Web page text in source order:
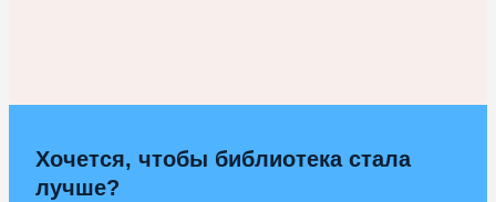
Хочется, чтобы библиотека стала
лучше?